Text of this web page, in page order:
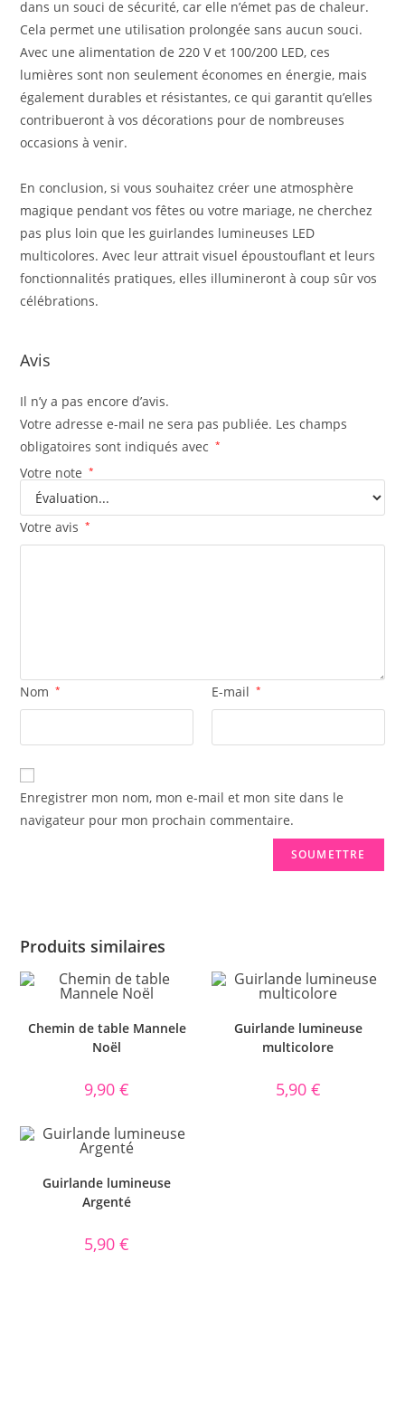
dans un souci de sécurité, car elle n’émet pas de chaleur.
Cela permet une utilisation prolongée sans aucun souci.
Avec une alimentation de 220 V et 100/200 LED, ces
lumières sont non seulement économes en énergie, mais
également durables et résistantes, ce qui garantit qu’elles
contribueront à vos décorations pour de nombreuses
occasions à venir.
En conclusion, si vous souhaitez créer une atmosphère
magique pendant vos fêtes ou votre mariage, ne cherchez
pas plus loin que les guirlandes lumineuses LED
multicolores. Avec leur attrait visuel époustouflant et leurs
fonctionnalités pratiques, elles illumineront à coup sûr vos
célébrations.
Avis
Il n’y a pas encore d’avis.
Votre adresse e-mail ne sera pas publiée. Les champs
obligatoires sont indiqués avec
*
Votre note *
Votre avis *
Nom * E-mail *
Enregistrer mon nom, mon e-mail et mon site dans le
navigateur pour mon prochain commentaire.
Produits similaires
Chemin de table Mannele
Noël
9,90€
Guirlande lumineuse
multicolore
5,90 €
Guirlande lumineuse
Argenté
5,90€